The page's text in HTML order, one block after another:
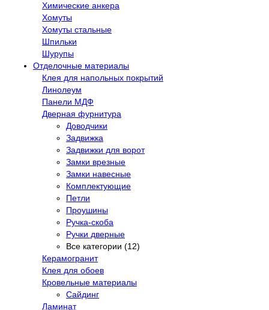
Химические анкера
Хомуты
Хомуты стальные
Шпильки
Шурупы
Отделочные материалы
Клея для напольных покрытий
Линолеум
Панели МДФ
Дверная фурнитура
Доводчики
Задвижка
Задвижки для ворот
Замки врезные
Замки навесные
Комплектующие
Петли
Проушины
Ручка-скоба
Ручки дверные
Все категории (12)
Керамогранит
Клея для обоев
Кровельные материалы
Сайдинг
Ламинат